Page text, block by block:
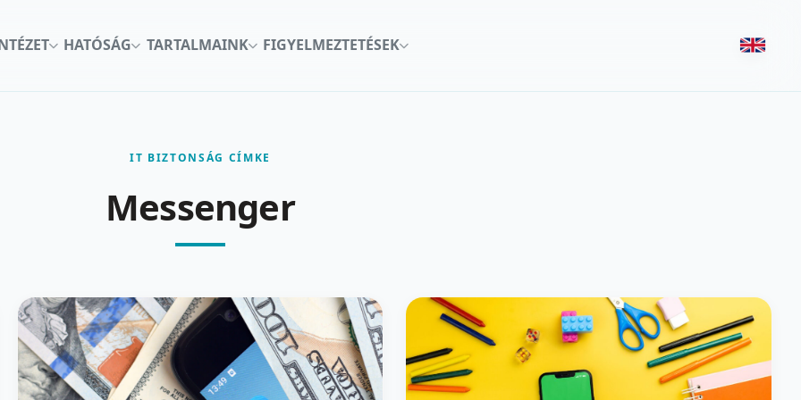
HATÓSÁG TARTALMAINK FIGYELMEZTETÉSEK
IT BIZTONSÁG CÍMKE
Messenger